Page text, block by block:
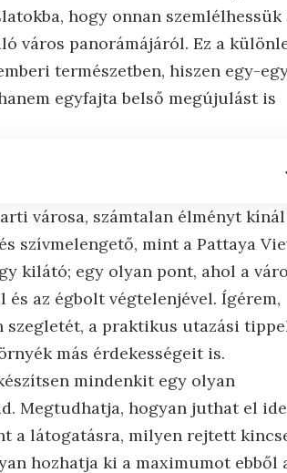
hogy onnan szemlélhessük
város panorámájáról. Ez a
természetben, hiszen egy-
egyfajta belső megújulást is
városa, számtalan élményt kínál
szívmelengető, mint a Pattaya
kilátó; egy olyan pont, ahol a
az égbolt végtelenjével. Ígérem,
szegletét, a praktikus utazási
más érdekességeit is.
mindenkit egy olyan
Megtudhatja, hogyan juthat el
a látogatásra, milyen rejtett
hozhatja ki a maximumot ebből